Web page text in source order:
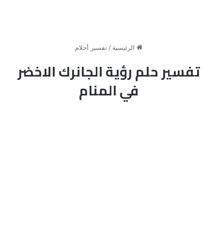
الرئيسية / تفسير أحلام
تفسير حلم رؤية الجانرك الاخضر
في المنام